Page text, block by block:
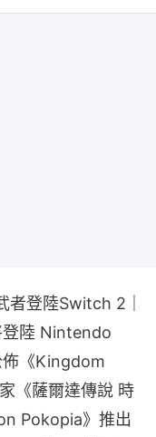
者登陸Switch 2｜
登陸 Nintendo
《Kingdom
《薩爾達傳說 時
Pokopia》推出